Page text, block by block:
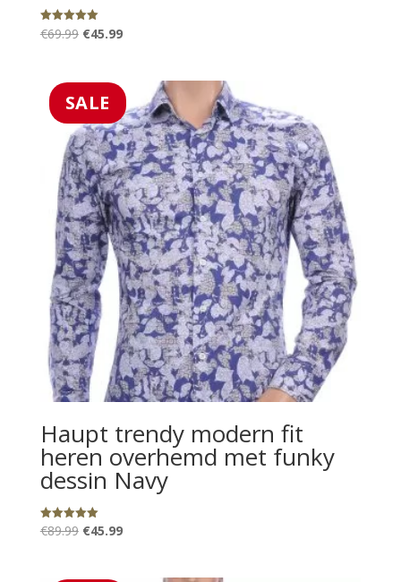
Gewaardeerd
5.00
€69.99 Oorspronkelijke
€69.99.
€45.99Huidige
€45.99.
SALE
Haupt trendy modern fit
heren overhemd met funky
dessin Navy
Gewaardeerd
5.00
€89.99 Oorspronkelijke
€45.99Huidige